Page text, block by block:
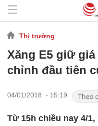
Thị trường
Xăng E5 giữ
chỉnh đầu tiên
04/01/2018 - 15:19
Từ 15h chiều nay 4/